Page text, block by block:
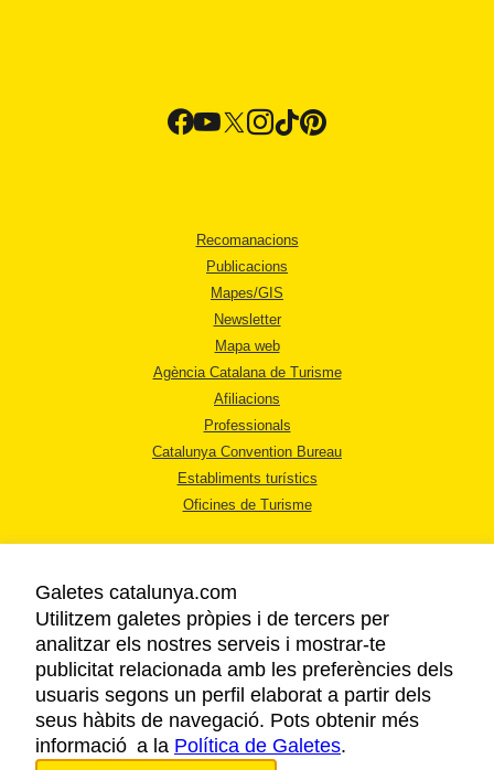
Recomanacions
Publicacions
Mapes/GIS
Newsletter
Mapa web
Agència Catalana de Turisme
Afiliacions
Professionals
Catalunya Convention Bureau
Establiments turístics
Oficines de Turisme
AVÍS LEGAL
POLÍTICA DE PRIVACITAT
COOKIES
ACCESSIBILITAT
Galetes catalunya.com
Utilitzem galetes pròpies i de tercers per
analitzar els nostres serveis i mostrar-te
publicitat relacionada amb les preferències dels
usuaris segons un perfil elaborat a partir dels
seus hàbits de navegació. Pots obtenir més
informació a la Política de Galetes.